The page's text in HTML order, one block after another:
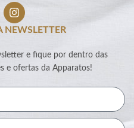
NEWSLETTER
e fique por dentro das
e ofertas da Apparatos!